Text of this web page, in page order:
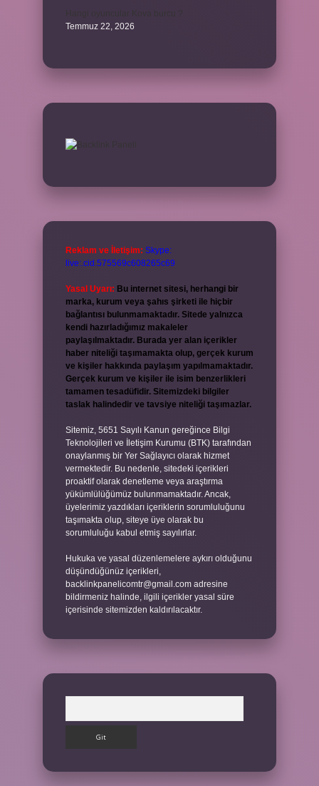
Temmuz 22, 2026
Reklam ve İletişim: Skype:
live:.cid.575569c608265c69
Yasal Uyarı: Bu internet sitesi, herhangi bir
marka, kurum veya şahıs şirketi ile hiçbir
bağlantısı bulunmamaktadır. Sitede yalnızca
kendi hazırladığımız makaleler
paylaşılmaktadır. Burada yer alan içerikler
haber niteliği taşımamakta olup, gerçek kurum
ve kişiler hakkında paylaşım yapılmamaktadır.
Gerçek kurum ve kişiler ile isim benzerlikleri
tamamen tesadüfidir. Sitemizdeki bilgiler
taslak halindedir ve tavsiye niteliği taşımazlar.
Sitemiz, 5651 Sayılı Kanun gereğince Bilgi
Teknolojileri ve İletişim Kurumu (BTK) tarafından
onaylanmış bir Yer Sağlayıcı olarak hizmet
vermektedir. Bu nedenle, sitedeki içerikleri
proaktif olarak denetleme veya araştırma
yükümlülüğümüz bulunmamaktadır. Ancak,
üyelerimiz yazdıkları içeriklerin sorumluluğunu
taşımakta olup, siteye üye olarak bu
sorumluluğu kabul etmiş sayılırlar.
Hukuka ve yasal düzenlemelere aykırı olduğunu
düşündüğünüz içerikleri,
backlinkpanelicomtr@gmail.com adresine
bildirmeniz halinde, ilgili içerikler yasal süre
içerisinde sitemizden kaldırılacaktır.